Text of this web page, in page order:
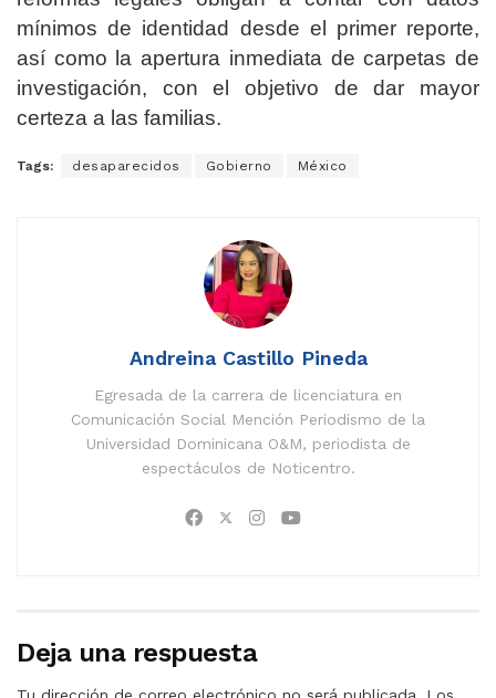
mínimos de identidad desde el primer reporte,
así como la apertura inmediata de carpetas de
investigación, con el objetivo de dar mayor
certeza a las familias.
Tags: desaparecidos Gobierno México
Andreina Castillo Pineda
Egresada de la carrera de licenciatura en
Comunicación Social Mención Periodismo de la
Universidad Dominicana O&M, periodista de
espectáculos de Noticentro.
Deja una respuesta
Tu dirección de correo electrónico no será publicada. Los